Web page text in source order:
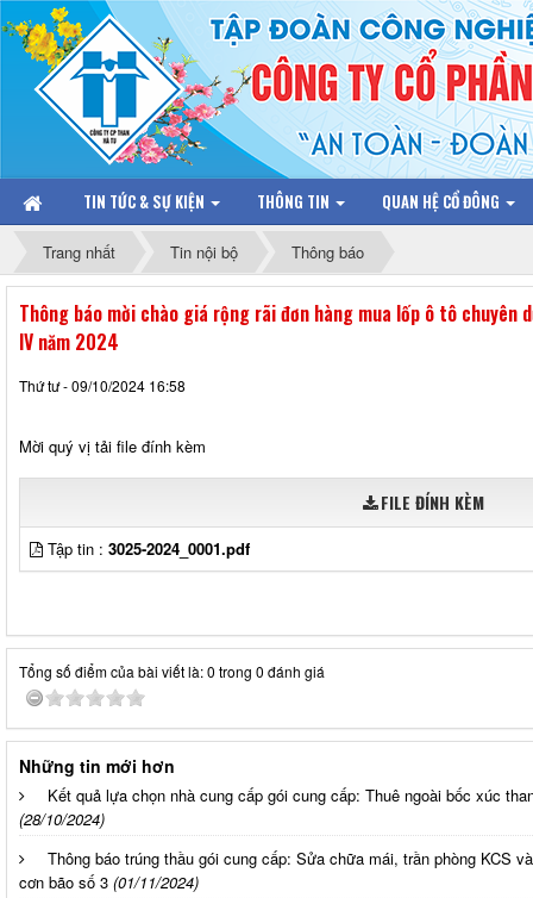
TIN TỨC & SỰ KIỆN THÔNG TIN QUAN HỆ CỔ ĐÔNG
Trang nhất Tin nội bộ Thông báo
Thông báo mời chào giá rộng rãi đơn hàng mua lốp ô tô chuyên
IV năm 2024
Thứ tư - 09/10/2024 16:58
Mời quý vị tải file đính kèm
FILE ĐÍNH KÈM
Tập tin : 3025-2024_0001.pdf
Tổng số điểm của bài viết là: 0 trong 0 đánh giá
Những tin mới hơn
Kết quả lựa chọn nhà cung cấp gói cung cấp: Thuê ngoài bốc xúc
(28/10/2024)
Thông báo trúng thầu gói cung cấp: Sửa chữa mái, trần phòng KCS
cơn bão số 3 (01/11/2024)